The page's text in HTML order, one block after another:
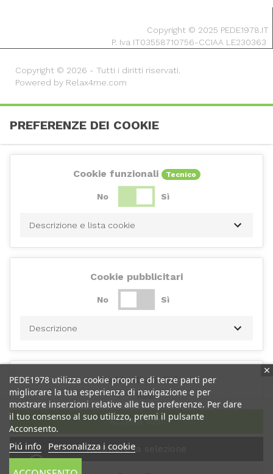
Copyright © 2025 PEDE1978.IT
P. Iva IT03558710756-CCIAA LE230363
Copyright © 2026 - Tutti i diritti riservati.
Powered by Relax4me.com
PEDE1978 utilizza cookie propri e di terze parti per
migliorare la tua esperienza di navigazione e per
mostrare inserzioni relative alle tue preferenze. Per dare
il tuo consenso al suo utilizzo, premi il pulsante
Acconsento.
Piú info Personalizza i cookie
PREFERENZE DEI COOKIE
Cookie funzionali Tecnico
No Sì
Descrizione e lista cookie
Cookie pubblicitari
No Sì
Descrizione
Cookie di analisi
No Sì
Descrizione
Accettare la selezione
Accetta tutti